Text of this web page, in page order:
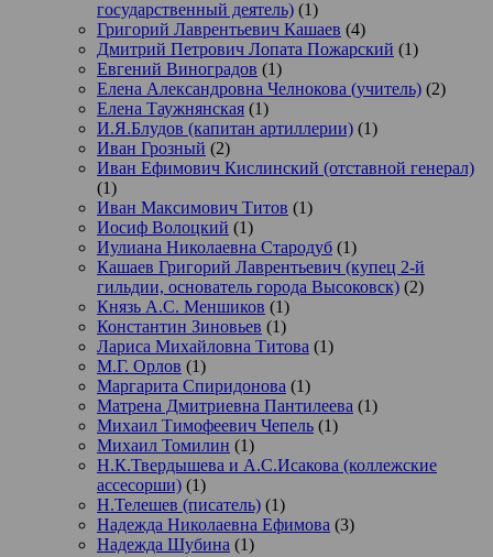
государственный деятель) (1)
Григорий Лаврентьевич Кашаев (4)
Дмитрий Петрович Лопата Пожарский (1)
Евгений Виноградов (1)
Елена Александровна Челнокова (учитель) (2)
Елена Таужнянская (1)
И.Я.Блудов (капитан артиллерии) (1)
Иван Грозный (2)
Иван Ефимович Кислинский (отставной генерал)
(1)
Иван Максимович Титов (1)
Иосиф Волоцкий (1)
Иулиана Николаевна Стародуб (1)
Кашаев Григорий Лаврентьевич (купец 2-й
гильдии, основатель города Высоковск) (2)
Князь А.С. Меншиков (1)
Константин Зиновьев (1)
Лариса Михайловна Титова (1)
М.Г. Орлов (1)
Маргарита Спиридонова (1)
Матрена Дмитриевна Пантилеева (1)
Михаил Тимофеевич Чепель (1)
Михаил Томилин (1)
Н.К.Твердышева и А.С.Исакова (коллежские
ассесорши) (1)
Н.Телешев (писатель) (1)
Надежда Николаевна Ефимова (3)
Надежда Шубина (1)